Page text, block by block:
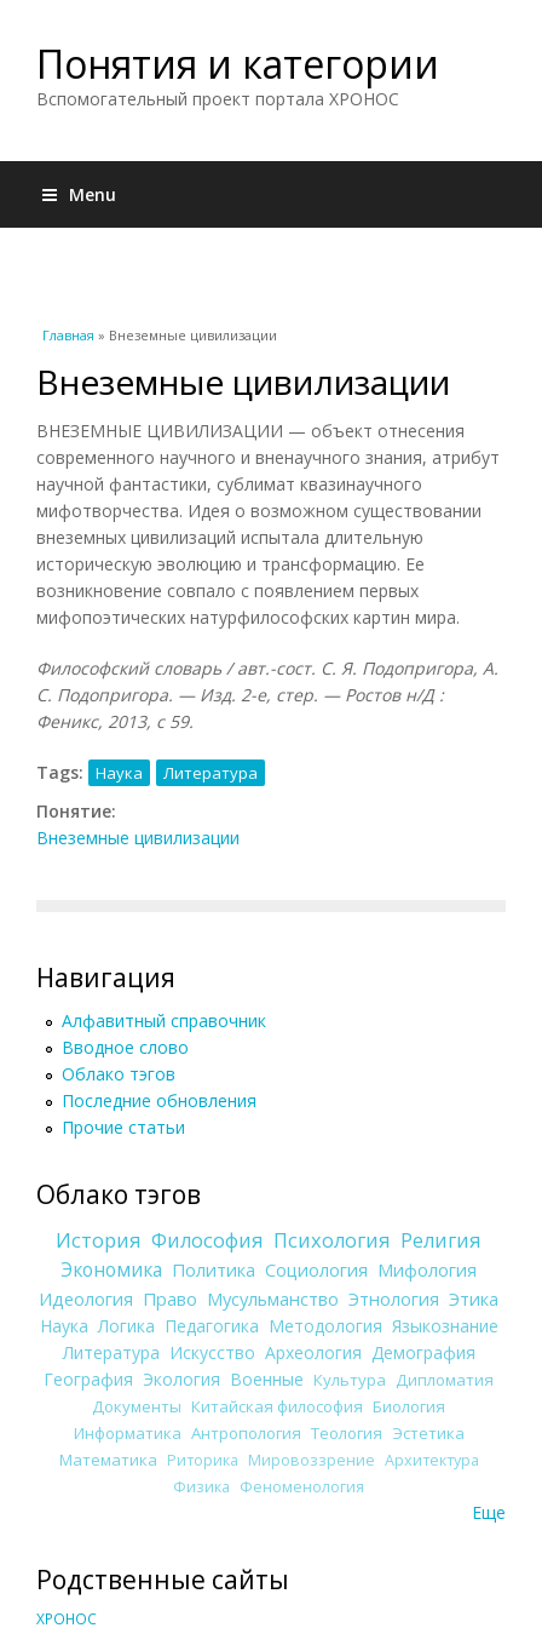
Понятия и категории
Вспомогательный проект портала ХРОНОС
Menu
Вы здесь
Главная » Внеземные цивилизации
Внеземные цивилизации
ВНЕЗЕМНЫЕ ЦИВИЛИЗАЦИИ — объект отнесения
современного научного и вненаучного знания, атрибут
научной фантастики, сублимат квазинаучного
мифотворчества. Идея о возможном существовании
внеземных цивилизаций испытала длительную
историческую эволюцию и трансформацию. Ее
возникновение совпало с появлением первых
мифопоэтических натурфилософских картин мира.
Философский словарь / авт.-сост. С. Я. Подопригора, А.
С. Подопригора. — Изд. 2-е, стер. — Ростов н/Д :
Феникс, 2013, с 59.
Tags: Наука Литература
Понятие:
Внеземные цивилизации
Навигация
Алфавитный справочник
Вводное слово
Облако тэгов
Последние обновления
Прочие статьи
Облако тэгов
История Философия Психология Религия
Экономика Политика Социология Мифология
Идеология Право Мусульманство Этнология Этика
Наука Логика Педагогика Методология Языкознание
Литература Искусство Археология Демография
География Экология Военные Культура
Дипломатия
Документы Китайская философия Биология
Информатика Антропология Теология Эстетика
Математика Риторика Мировоззрение Архитектура
Физика Феноменология
Еще
Родственные сайты
ХРОНОС